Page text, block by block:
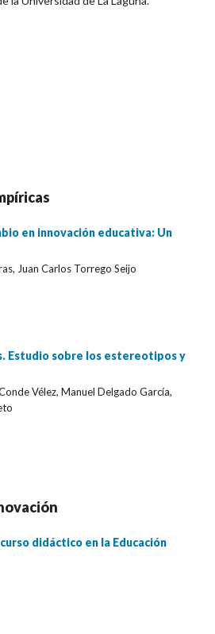
en innovación educativa: Un
Juan Carlos Torrego Seijo
Estudio sobre los estereotipos y
Vélez, Manuel Delgado García,
didáctico en la Educación